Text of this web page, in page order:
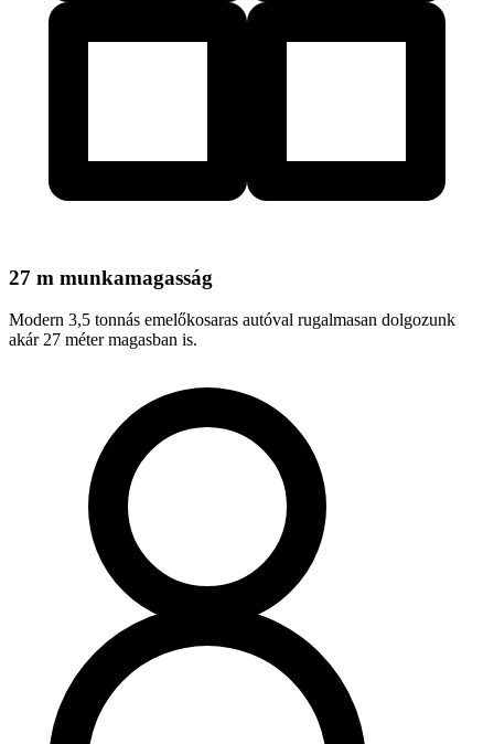
27 m munkamagasság
Modern 3,5 tonnás emelőkosaras autóval rugalmasan dolgozunk
akár 27 méter magasban is.